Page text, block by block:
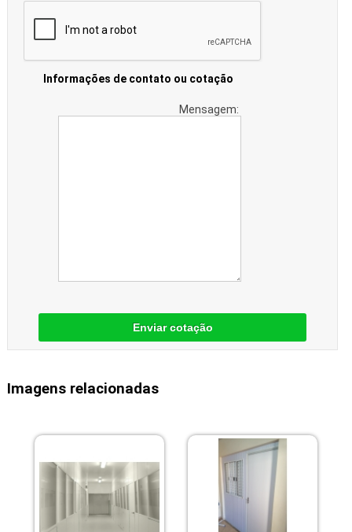
Informações de contato ou cotação
Mensagem:
Enviar cotação
Imagens relacionadas